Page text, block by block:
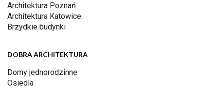
Architektura Poznań
Architektura Katowice
Brzydkie budynki
DOBRA ARCHITEKTURA
Domy jednorodzinne
Osiedla